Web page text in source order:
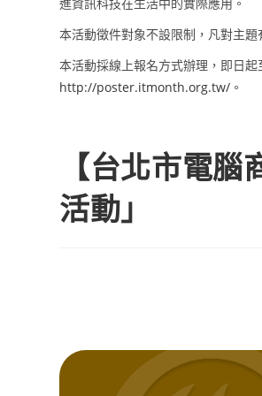
本活動徵件對象不設限制，凡對主
本活動採線上報名方式辦理，即日
http://poster.itmonth.org.tw/ 。
【台北市電
活動」